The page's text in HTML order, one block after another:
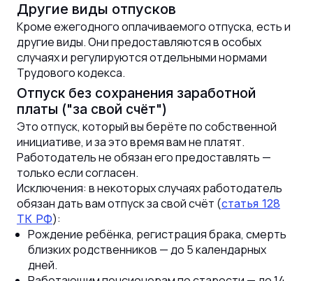
Другие виды отпусков
Кроме ежегодного оплачиваемого отпуска, есть и
другие виды. Они предоставляются в особых
случаях и регулируются отдельными нормами
Трудового кодекса.
Отпуск без сохранения заработной
платы ("за свой счёт")
Это отпуск, который вы берёте по собственной
инициативе, и за это время вам не платят.
Работодатель не обязан его предоставлять —
только если согласен.
Исключения: в некоторых случаях работодатель
обязан дать вам отпуск за свой счёт (статья 128
ТК РФ):
Рождение ребёнка, регистрация брака, смерть
близких родственников — до 5 календарных
дней.